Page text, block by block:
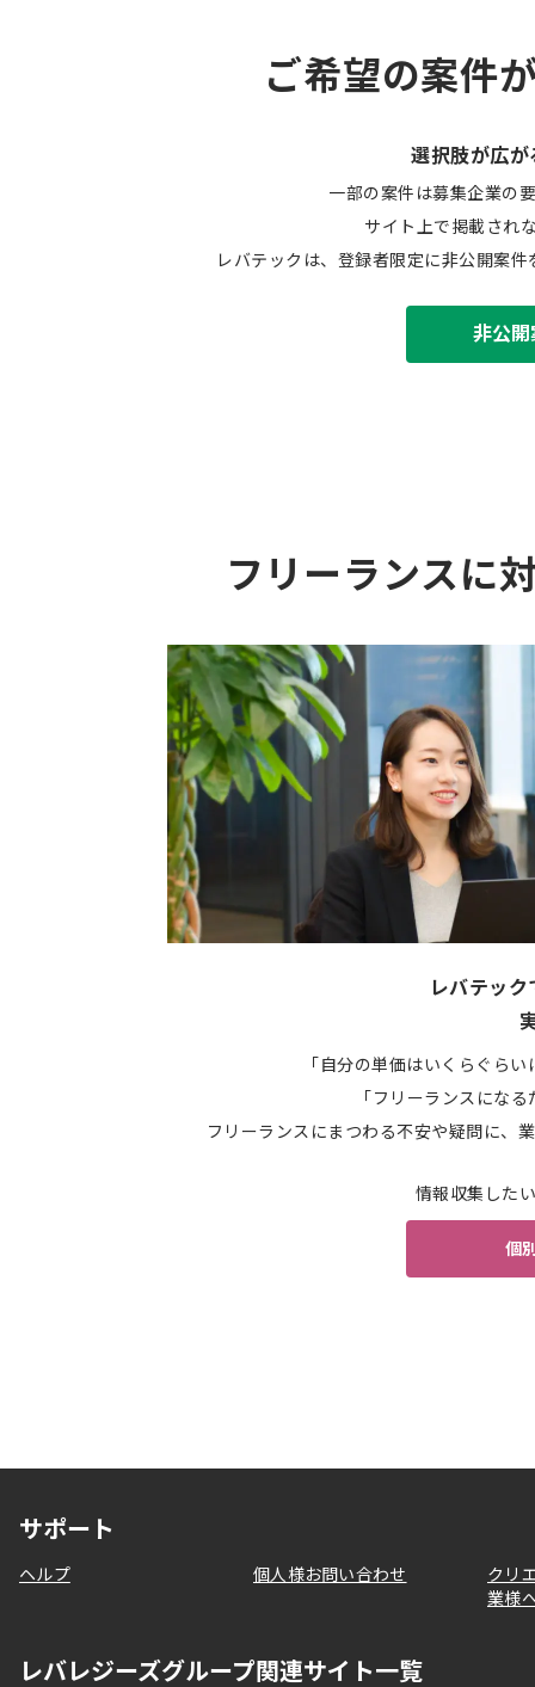
ご希望の案件
選択肢が広が
一部の案件は募集企業の
サイト上で掲載され
レバテックは、登録者限定に非公開案
非公
フリーランスに
レバテッ
「自分の単価はいくらぐら
「フリーランスにな
フリーランスにまつわる不安や疑問に、
情報収集した
個
サポート
ヘルプ 個人様お問い合わせ
クリ
業様
レバレジーズグループ関連サイト一覧